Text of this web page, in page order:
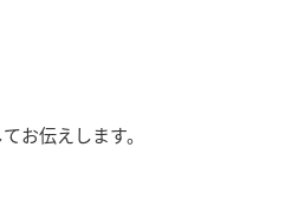
お伝えします。